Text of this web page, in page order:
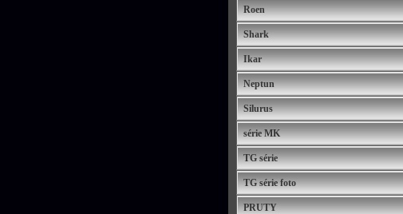
Roen
Shark
Ikar
Neptun
Silurus
série MK
TG série
TG série foto
PRUTY